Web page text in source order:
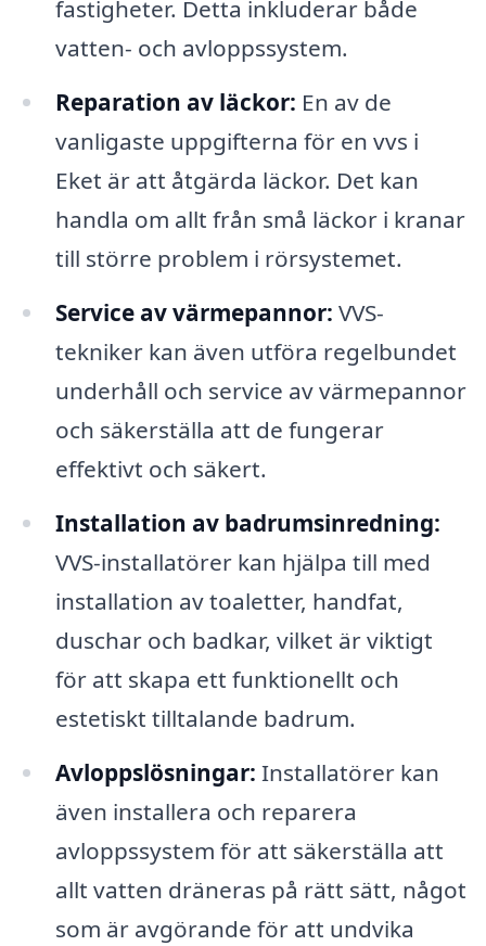
fastigheter. Detta inkluderar både
vatten- och avloppssystem.
Reparation av läckor: En av de
vanligaste uppgifterna för en vvs i
Eket är att åtgärda läckor. Det kan
handla om allt från små läckor i kranar
till större problem i rörsystemet.
Service av värmepannor: VVS-
tekniker kan även utföra regelbundet
underhåll och service av värmepannor
och säkerställa att de fungerar
effektivt och säkert.
Installation av badrumsinredning:
VVS-installatörer kan hjälpa till med
installation av toaletter, handfat,
duschar och badkar, vilket är viktigt
för att skapa ett funktionellt och
estetiskt tilltalande badrum.
Avloppslösningar: Installatörer kan
även installera och reparera
avloppssystem för att säkerställa att
allt vatten dräneras på rätt sätt, något
som är avgörande för att undvika